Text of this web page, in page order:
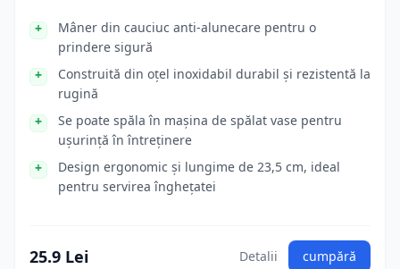
Mâner din cauciuc anti-alunecare pentru o
prindere sigură
Construită din oțel inoxidabil durabil și rezistentă la
rugină
Se poate spăla în mașina de spălat vase pentru
ușurință în întreținere
Design ergonomic și lungime de 23,5 cm, ideal
pentru servirea înghețatei
25.9 Lei Detalii cumpără